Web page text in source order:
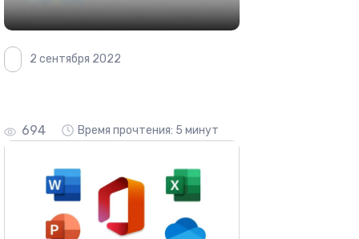
2 сентября 2022
694 Время прочтения: 5 минут